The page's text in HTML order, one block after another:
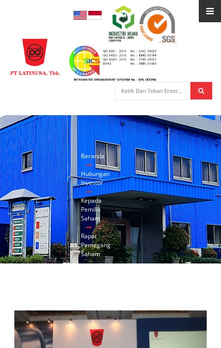
Beranda
Hubungan
Investor
Kepada
Pemilik
Saham
Rapat
Pemegang
Saham